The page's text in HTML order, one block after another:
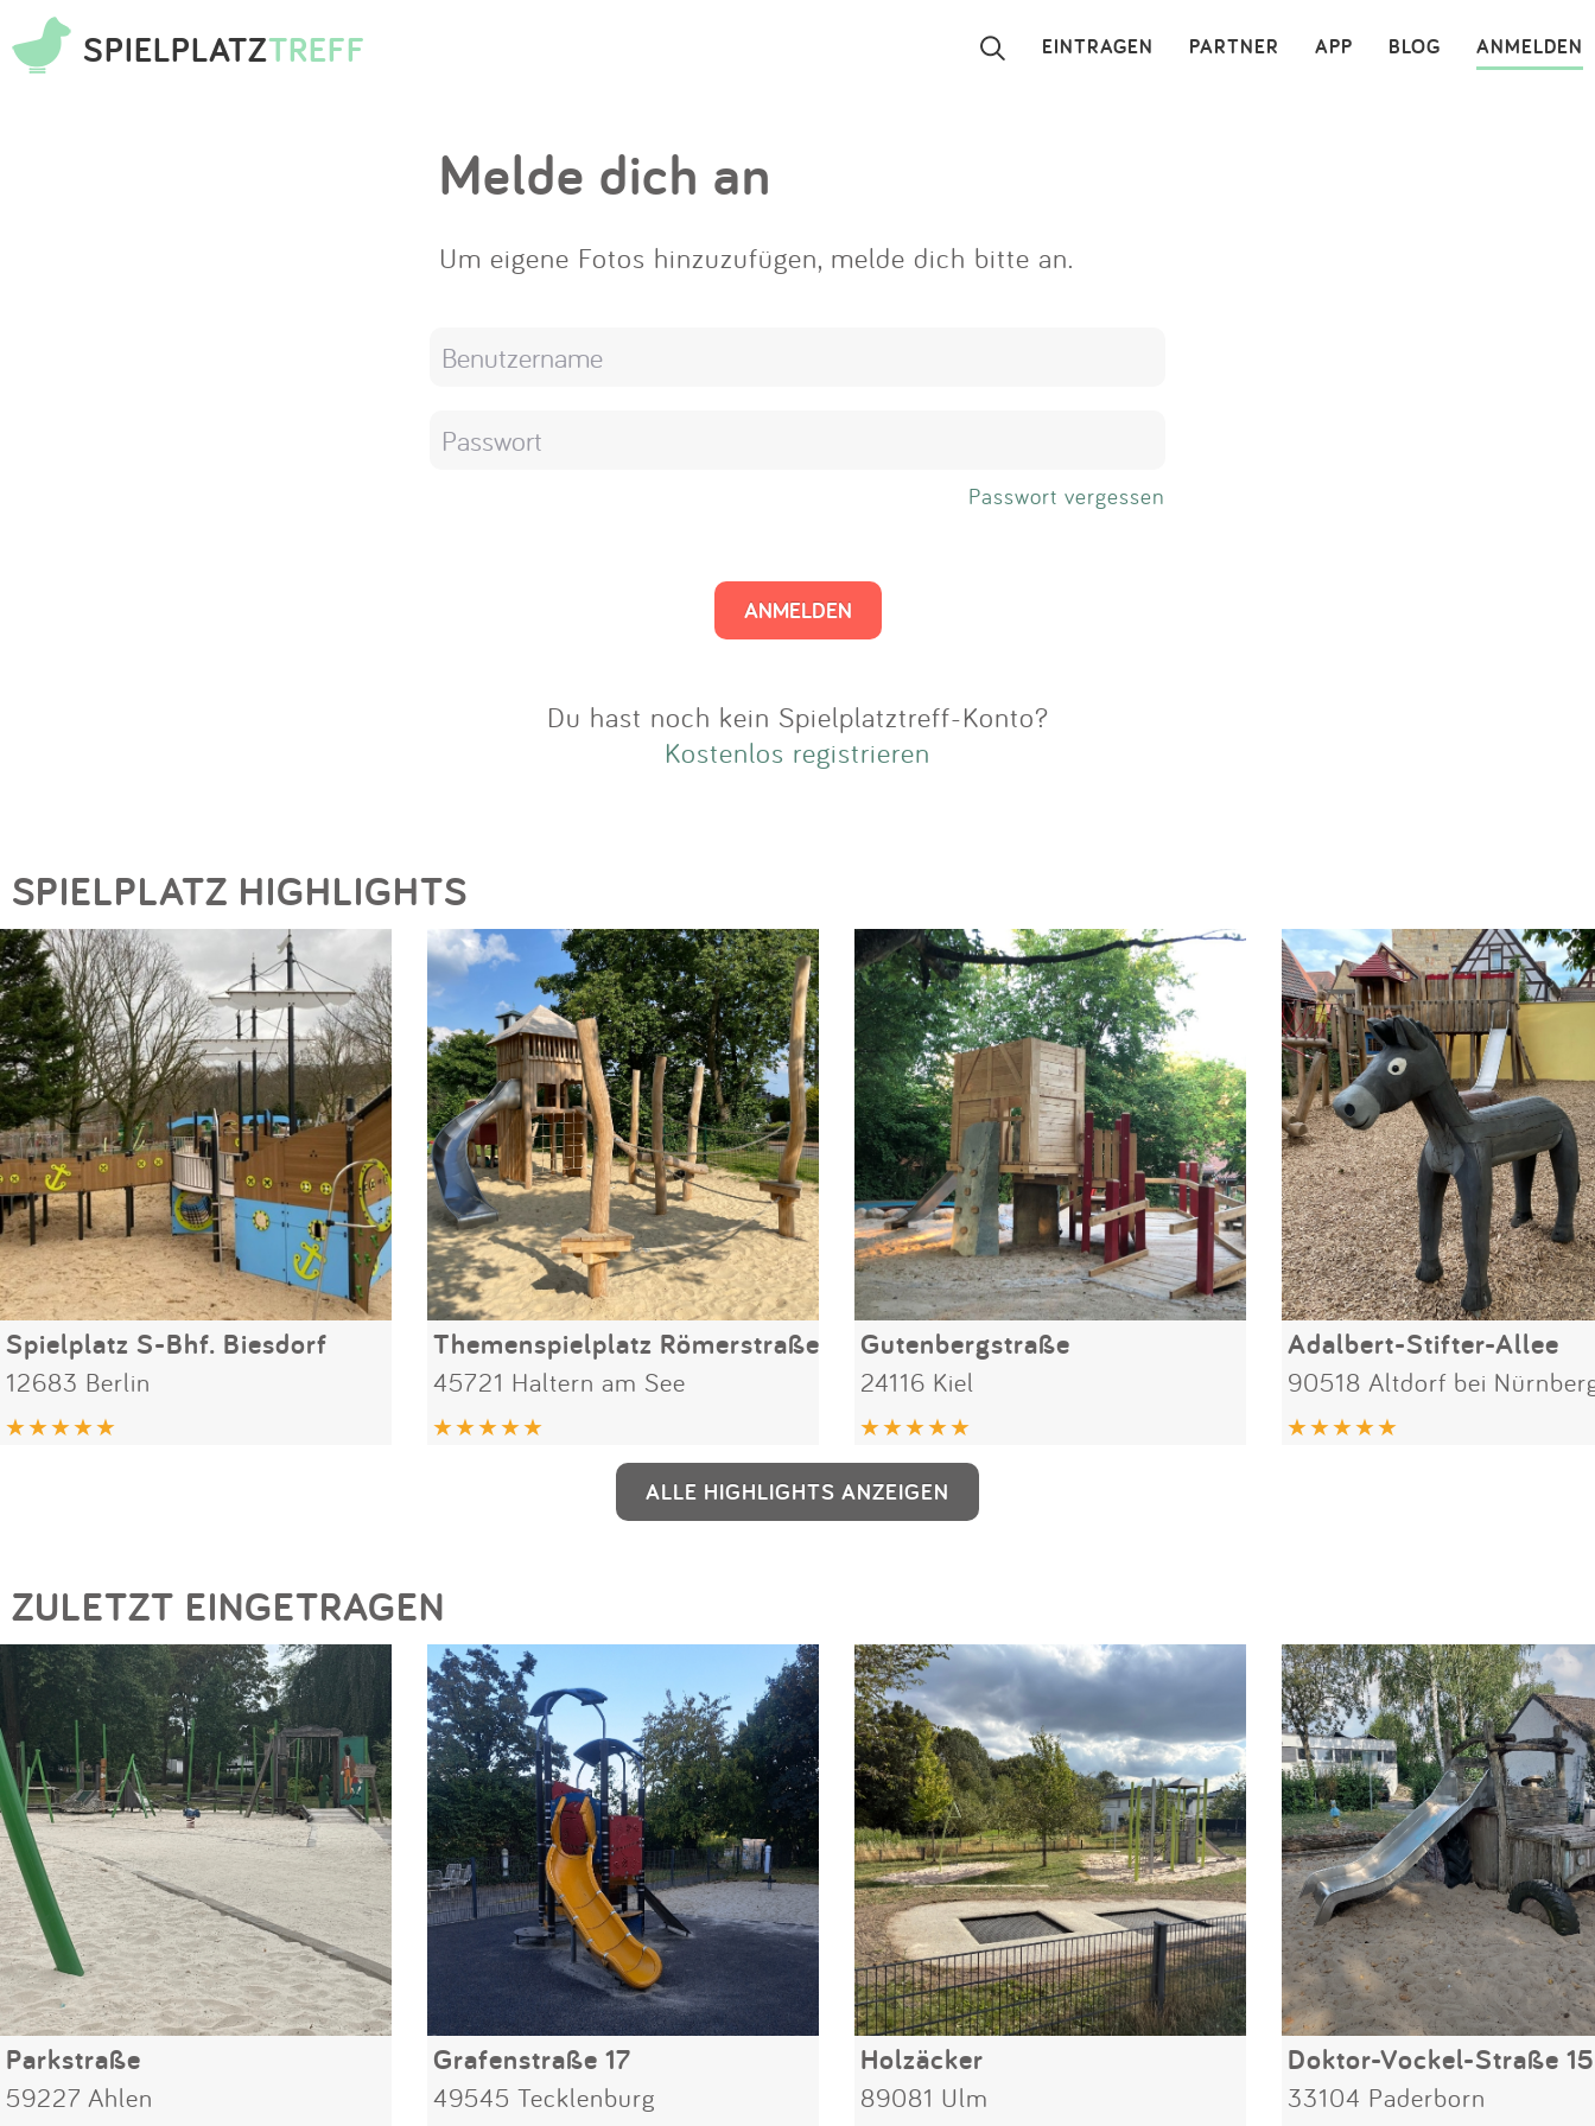
SPIELPLATZTREFF ANMELDEN
BLOG
APP
PARTNER
EINTRAGEN ×
App
Anmelden
Melde dich an
Um eigene Fotos hinzuzufügen, melde dich bitte an.
Passwort vergessen
Du hast noch kein Spielplatztreff-Konto?
Kostenlos registrieren
SPIELPLATZ HIGHLIGHTS
Spielplatz S-Bhf. Biesdorf
12683 Berlin
Themenspielplatz Römerstraße
45721 Haltern am See
Gutenbergstraße
24116 Kiel
Adalbert-Stifter-Allee
90518 Altdorf bei
ALLE HIGHLIGHTS ANZEIGEN
ZULETZT EINGETRAGEN
Parkstraße
59227 Ahlen
Grafenstraße 17
49545 Tecklenburg
Holzäcker
89081 Ulm
Doktor-Vockel-Straße 15
33104 Paderborn